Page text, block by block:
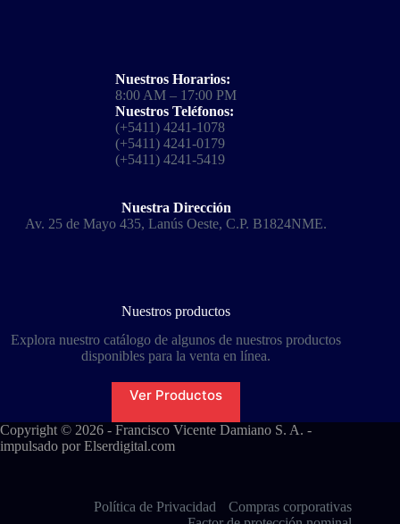
Nuestros Horarios:
8:00 AM – 17:00 PM
Nuestros Teléfonos:
(+5411) 4241-1078
(+5411) 4241-0179
(+5411) 4241-5419
Nuestra Dirección
Av. 25 de Mayo 435, Lanús Oeste, C.P. B1824NME.
Nuestros productos
Explora nuestro catálogo de algunos de nuestros productos
disponibles para la venta en línea.
Ver Productos
Copyright © 2026 - Francisco Vicente Damiano S. A. -
impulsado porElserdigital.com
Política de Privacidad
Compras corporativas